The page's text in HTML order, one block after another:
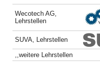
Wecotech AG,
Lehrstellen
SUVA, Lehrstellen
,,weitere Lehrstellen